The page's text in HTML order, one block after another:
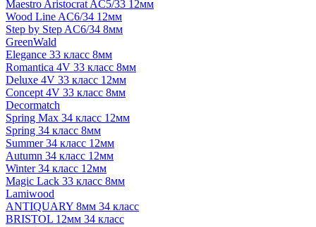
Maestro Aristocrat AC5/33 12мм
Wood Line AC6/34 12мм
Step by Step AC6/34 8мм
GreenWald
Elegance 33 класс 8мм
Romantica 4V 33 класс 8мм
Deluxe 4V 33 класс 12мм
Concept 4V 33 класс 8мм
Decormatch
Spring Max 34 класс 12мм
Spring 34 класс 8мм
Summer 34 класс 12мм
Autumn 34 класс 12мм
Winter 34 класс 12мм
Magic Lack 33 класс 8мм
Lamiwood
ANTIQUARY 8мм 34 класс
BRISTOL 12мм 34 класс